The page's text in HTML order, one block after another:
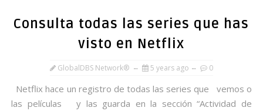
Consulta todas las series que has
visto en Netflix
GlobalDBS Network® 5 years ago 0
Netflix hace un registro de todas las series que vemos o
las películas y las guarda en la sección “Actividad de